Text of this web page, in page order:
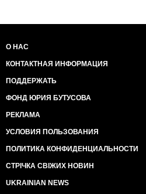
О НАС
КОНТАКТНАЯ ИНФОРМАЦИЯ
ПОДДЕРЖАТЬ
ФОНД ЮРИЯ БУТУСОВА
РЕКЛАМА
УСЛОВИЯ ПОЛЬЗОВАНИЯ
ПОЛИТИКА КОНФИДЕНЦИАЛЬНОСТИ
СТРІЧКА СВІЖИХ НОВИН
UKRAINIAN NEWS